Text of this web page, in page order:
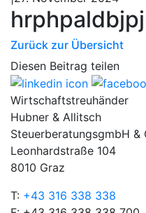
Zurück zur Übersicht
Diesen Beitrag teilen
Wirtschaftstreuhänder
Hubner & Allitsch
SteuerberatungsgmbH &
Leonhardstraße 104
8010 Graz
T: +43 316 338 338